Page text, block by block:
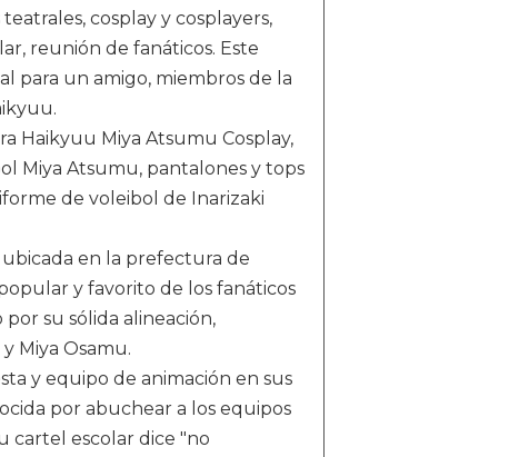
cosplay y cosplayers,
reunión de fanáticos. Este
para un amigo, miembros de la
Haikyuu Miya Atsumu Cosplay,
Miya Atsumu, pantalones y tops
de voleibol de Inarizaki
en la prefectura de
y favorito de los fanáticos
por su sólida alineación,
Miya Osamu.
y equipo de animación en sus
por abuchear a los equipos
cartel escolar dice "no